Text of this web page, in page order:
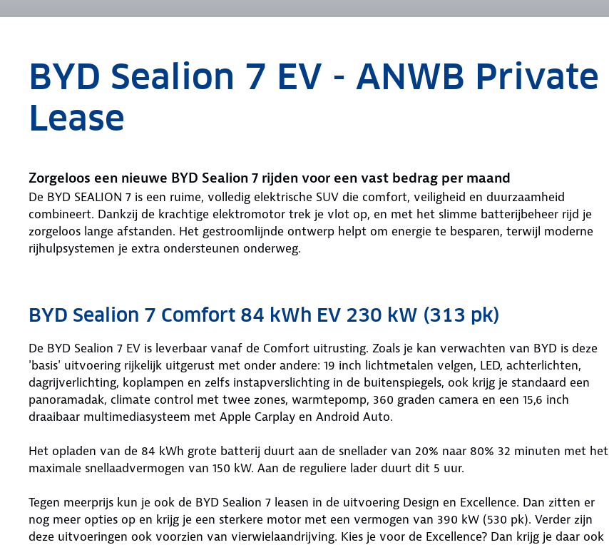
BYD Sealion 7 EV - ANWB Private
Lease
Zorgeloos een nieuwe BYD Sealion 7 rijden voor een vast bedrag per maand
De BYD SEALION 7 is een ruime, volledig elektrische SUV die comfort, veiligheid en duurzaamheid
combineert. Dankzij de krachtige elektromotor trek je vlot op, en met het slimme batterijbeheer rijd je
zorgeloos lange afstanden. Het gestroomlijnde ontwerp helpt om energie te besparen, terwijl moderne
rijhulpsystemen je extra ondersteunen onderweg.
BYD Sealion 7 Comfort 84 kWh EV 230 kW (313 pk)
De BYD Sealion 7 EV is leverbaar vanaf de Comfort uitrusting. Zoals je kan verwachten van BYD is deze
'basis' uitvoering rijkelijk uitgerust met onder andere: 19 inch lichtmetalen velgen, LED, achterlichten,
dagrijverlichting, koplampen en zelfs instapverslichting in de buitenspiegels, ook krijg je standaard een
panoramadak, climate control met twee zones, warmtepomp, 360 graden camera en een 15,6 inch
draaibaar multimediasysteem met Apple Carplay en Android Auto.
Het opladen van de 84 kWh grote batterij duurt aan de snellader van 20% naar 80% 32 minuten met het
maximale snellaadvermogen van 150 kW. Aan de reguliere lader duurt dit 5 uur.
Tegen meerprijs kun je ook de BYD Sealion 7 leasen in de uitvoering Design en Excellence. Dan zitten er
nog meer opties op en krijg je een sterkere motor met een vermogen van 390 kW (530 pk). Verder zijn
deze uitvoeringen ook voorzien van vierwielaandrijving. Kies je voor de Excellence? Dan krijg je daar ook